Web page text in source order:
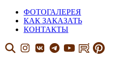
ФОТОГАЛЕРЕЯ
КАК ЗАКАЗАТЬ
КОНТАКТЫ